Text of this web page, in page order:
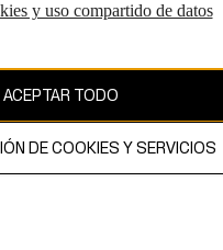
por copyright y es
y uso compartido de datos
ACEPTAR TODO
DE COOKIES Y SERVICIOS